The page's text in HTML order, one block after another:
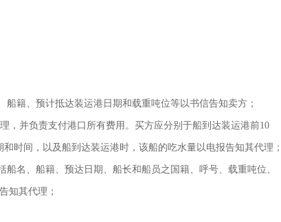
籍、预计抵达装运港日期和载重吨位等以书信告知卖方；
，并负责支付港口所有费用。买方应分别于船到达装运港前10
时间，以及船到达装运港时，该船的吃水量以电报告知其代理；
名、船籍、预达日期、船长和船员之国籍、呼号、载重吨位、
知其代理；